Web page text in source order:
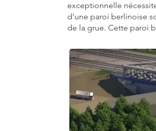
exceptionnelle
d’une paroi berlinoise
de la grue. Cette paroi